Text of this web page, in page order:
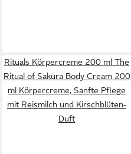
Rituals Körpercreme 200 ml The
Ritual of Sakura Body Cream 200
ml Körpercreme, Sanfte Pflege
mit Reismilch und Kirschblüten-
Duft